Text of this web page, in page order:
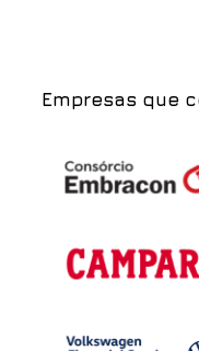
Empresas que